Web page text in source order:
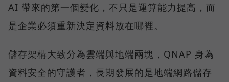
AI 帶來的第一個變化，不只是運算能力提高，而
是企業必須重新決定資料放在哪裡。
儲存架構大致分為雲端與地端兩塊，QNAP 身為
資料安全的守護者，長期發展的是地端網路儲存